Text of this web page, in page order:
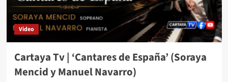
Video
Cartaya Tv | ‘Cantares de España’ (Soraya
Mencid y Manuel Navarro)